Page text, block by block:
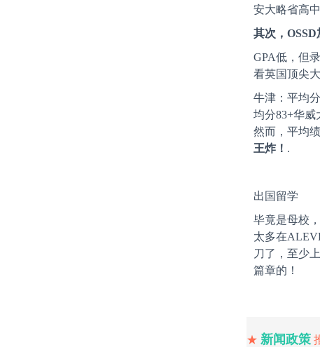
安大略省高
其次，
GPA低，但
看英国顶尖
牛津：平均
均分83+华威
然而，平均
王炸！ .
出国留学
毕竟是母校
太多在
刀了，至少
篇章的！
★ 新闻政策